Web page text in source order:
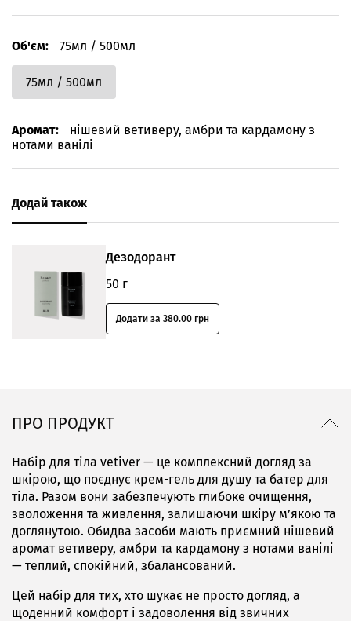
Об'єм: 75мл / 500мл
75мл / 500мл
Аромат:
нішевий ветиверу, амбри та кардамону з
нотами ванілі
Додай також
Дезодорант
50 г
Додати за 380.00 грн
ПРО ПРОДУКТ
Набір для тіла vetiver — це комплексний догляд за
шкірою, що поєднує крем-гель для душу та батер для
тіла. Разом вони забезпечують глибоке очищення,
зволоження та живлення, залишаючи шкіру м’якою та
доглянутою. Обидва засоби мають приємний нішевий
аромат ветиверу, амбри та кардамону з нотами ванілі
— теплий, спокійний, збалансований.
Цей набір для тих, хто шукає не просто догляд, а
щоденний комфорт і задоволення від звичних